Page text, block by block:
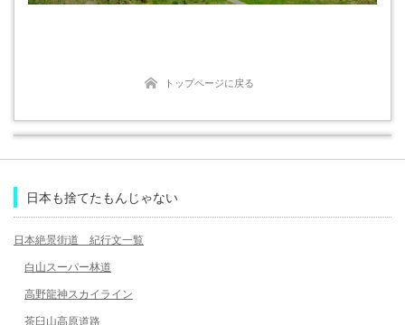
トップページに戻る
日本も捨てたもんじゃない
日本絶景街道 紀行文一覧
白山スーパー林道
高野龍神スカイライン
茶臼山高原道路